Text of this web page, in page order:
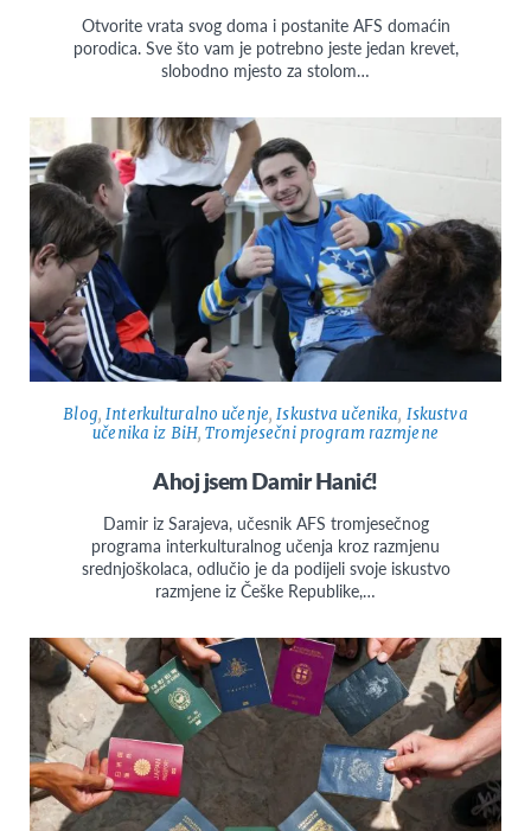
Otvorite vrata svog doma i postanite AFS domaćin
porodica. Sve što vam je potrebno jeste jedan krevet,
slobodno mjesto za stolom…
Blog,Interkulturalno učenje,Iskustva učenika, Iskustva
učenika iz BiH,Tromjesečni program razmjene
Ahoj jsem Damir Hanić!
Damir iz Sarajeva, učesnik AFS tromjesečnog
programa interkulturalnog učenja kroz razmjenu
srednjoškolaca, odlučio je da podijeli svoje iskustvo
razmjene iz Češke Republike,…